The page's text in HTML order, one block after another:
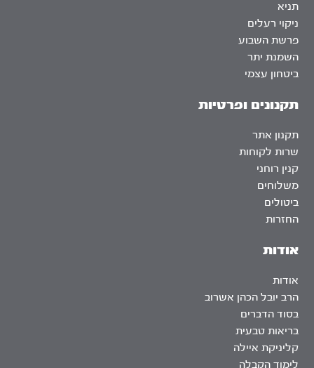
אודות
אודות
הרב יובל הכהן אשרוב
בסוד הדברים
בריאות טבעית
קליניקת איילה
לימוד הקבלה
תניא
ניקוי רעלים
פרשת השבוע
השמנת יתר
ביטחון עצמי
תקנונים ופרטיות
תקנון אתר
שרות לקוחות
קנין רוחני
משלוחים
ביטולים
החזרות